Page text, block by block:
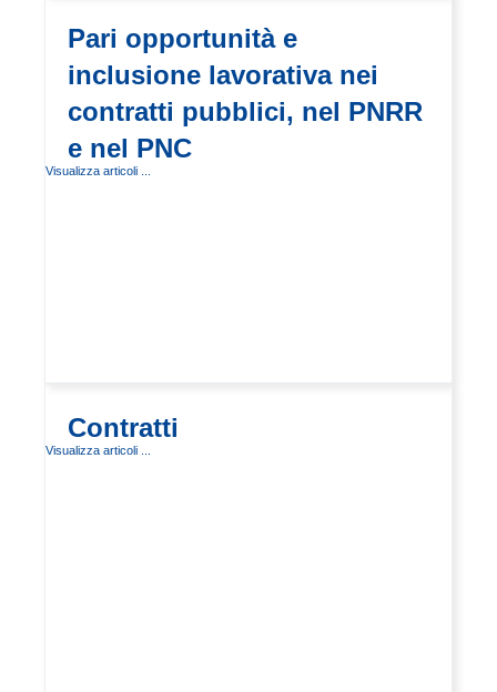
Pari opportunità e
inclusione lavorativa nei
contratti pubblici, nel PNRR
e nel PNC
Visualizza articoli ...
Contratti
Visualizza articoli ...